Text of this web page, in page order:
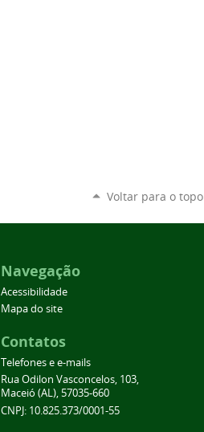
Voltar para o topo
Navegação
Acessibilidade
Mapa do site
Contatos
Telefones e e-mails
Rua Odilon Vasconcelos, 103,
Maceió (AL), 57035-660
CNPJ: 10.825.373/0001-55